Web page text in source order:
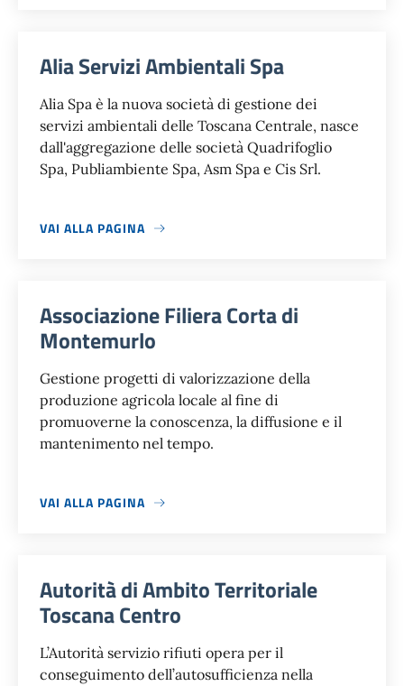
Alia Servizi Ambientali Spa
Alia Spa è la nuova società di gestione dei
servizi ambientali delle Toscana Centrale, nasce
dall'aggregazione delle società Quadrifoglio
Spa, Publiambiente Spa, Asm Spa e Cis Srl.
VAI ALLA PAGINA
Associazione Filiera Corta di
Montemurlo
Gestione progetti di valorizzazione della
produzione agricola locale al fine di
promuoverne la conoscenza, la diffusione e il
mantenimento nel tempo.
VAI ALLA PAGINA
Autorità di Ambito Territoriale
Toscana Centro
L’Autorità servizio rifiuti opera per il
conseguimento dell’autosufficienza nella